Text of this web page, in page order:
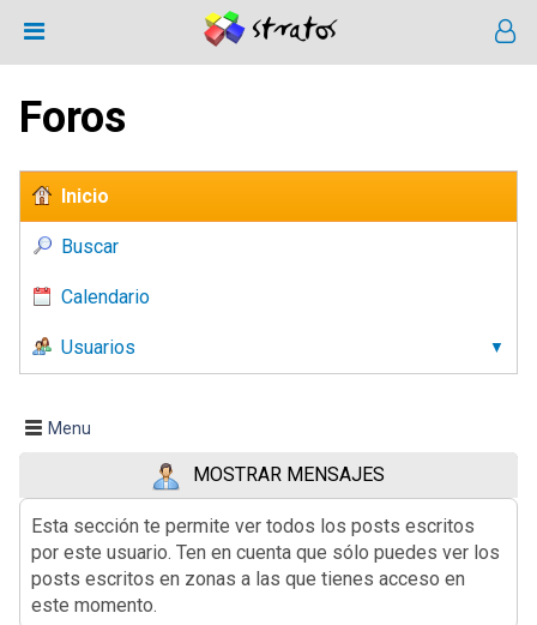
Foros
Inicio
Buscar
Calendario
Usuarios
Menu
MOSTRAR MENSAJES
Esta sección te permite ver todos los posts escritos
por este usuario. Ten en cuenta que sólo puedes ver los
posts escritos en zonas a las que tienes acceso en
este momento.